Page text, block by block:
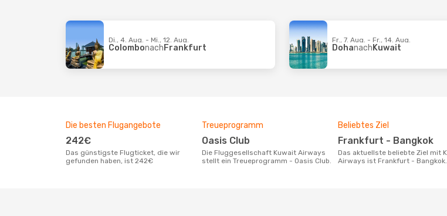
Di., 4. Aug. - Mi., 12. Aug.
ColombonachFrankfurt
Fr., 7. Aug. - Fr., 14. Aug.
DohanachKuwait
Die besten Flugangebote
242€
Das günstigste Flugticket, die wir
gefunden haben, ist 242€
Treueprogramm
Oasis Club
Die Fluggesellschaft Kuwait Airways
stellt ein Treueprogramm - Oasis Club.
Beliebtes Ziel
Frankfurt - Bangkok
Das aktuellste beliebte Ziel mit Kuwait
Airways ist Frankfurt - Bangkok.